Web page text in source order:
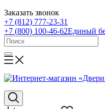
Заказать звонок
+7 (812) 777-23-31
+7 (800) 100-46-62Единый